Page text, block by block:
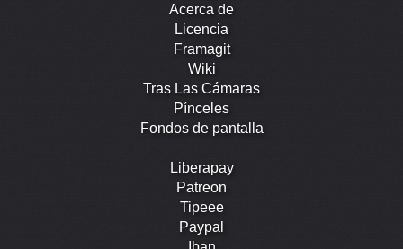
Acerca de
Licencia
Framagit
Wiki
Tras Las Cámaras
Pínceles
Fondos de pantalla
Liberapay
Patreon
Tipeee
Paypal